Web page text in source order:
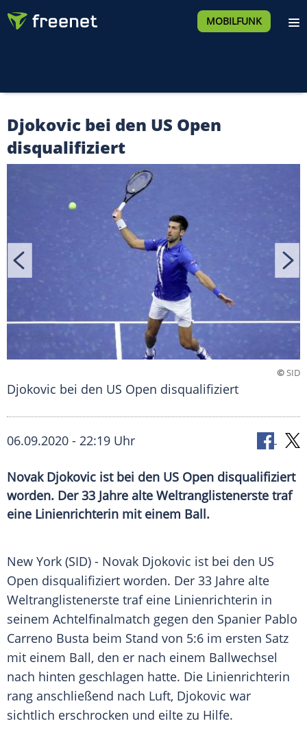
MOBILFUNK
Djokovic bei den US Open
disqualifiziert
©SID
Djokovic bei den US Open disqualifiziert
06.09.2020 - 22:19 Uhr
Novak Djokovic ist bei den US Open disqualifiziert
worden. Der 33 Jahre alte Weltranglistenerste traf
eine Linienrichterin mit einem Ball.
New York (SID) - Novak Djokovic ist bei den US
Open disqualifiziert worden. Der 33 Jahre alte
Weltranglistenerste traf eine Linienrichterin in
seinem Achtelfinalmatch gegen den Spanier Pablo
Carreno Busta beim Stand von 5:6 im ersten Satz
mit einem Ball, den er nach einem Ballwechsel
nach hinten geschlagen hatte. Die Linienrichterin
rang anschließend nach Luft, Djokovic war
sichtlich erschrocken und eilte zu Hilfe.